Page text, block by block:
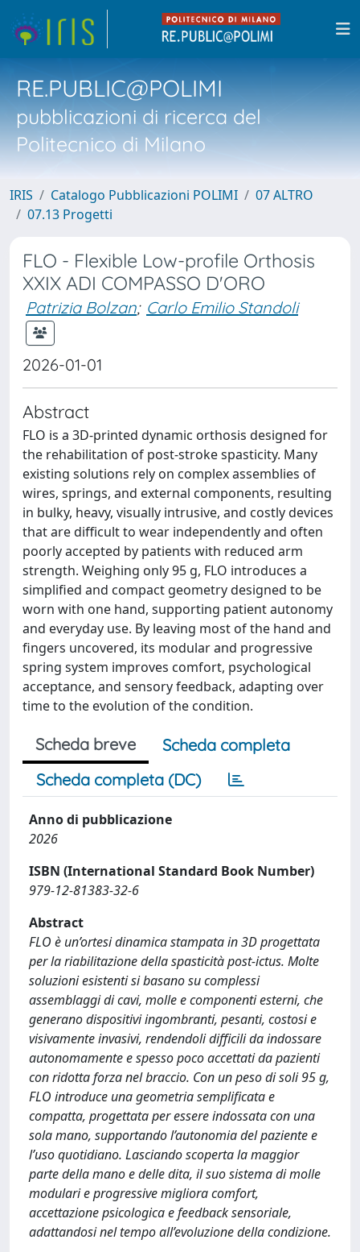
RE.PUBLIC@POLIMI
pubblicazioni di ricerca del
Politecnico di Milano
IRIS Catalogo Pubblicazioni POLIMI
07 ALTRO
07.13 Progetti
FLO - Flexible Low-profile Orthosis
XXIX ADI COMPASSO D'ORO
Patrizia Bolzan; Carlo Emilio Standoli
2026-01-01
Abstract
FLO is a 3D-printed dynamic orthosis designed for
the rehabilitation of post-stroke spasticity. Many
existing solutions rely on complex assemblies of
wires, springs, and external components, resulting
in bulky, heavy, visually intrusive, and costly devices
that are difficult to wear independently and often
poorly accepted by patients with reduced arm
strength. Weighing only 95 g, FLO introduces a
simplified and compact geometry designed to be
worn with one hand, supporting patient autonomy
and everyday use. By leaving most of the hand and
fingers uncovered, its modular and progressive
spring system improves comfort, psychological
acceptance, and sensory feedback, adapting over
time to the evolution of the condition.
Scheda breve
Scheda completa
Scheda completa (DC)
Anno di pubblicazione
2026
ISBN (International Standard Book Number)
979-12-81383-32-6
Abstract
FLO è un’ortesi dinamica stampata in 3D progettata
per la riabilitazione della spasticità post-ictus. Molte
soluzioni esistenti si basano su complessi
assemblaggi di cavi, molle e componenti esterni, che
generano dispositivi ingombranti, pesanti, costosi e
visivamente invasivi, rendendoli difficili da indossare
autonomamente e spesso poco accettati da pazienti
con ridotta forza nel braccio. Con un peso di soli 95 g,
FLO introduce una geometria semplificata e
compatta, progettata per essere indossata con una
sola mano, supportando l’autonomia del paziente e
l’uso quotidiano. Lasciando scoperta la maggior
parte della mano e delle dita, il suo sistema di molle
modulari e progressive migliora comfort,
accettazione psicologica e feedback sensoriale,
adattandosi nel tempo all’evoluzione della condizione.